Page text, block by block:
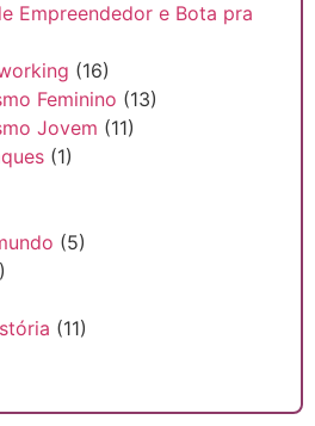
Empreendedor e Bota pra
(16)
Feminino (13)
Jovem (11)
(1)
(5)
(11)